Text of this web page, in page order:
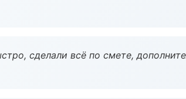
сделали всё по смете,